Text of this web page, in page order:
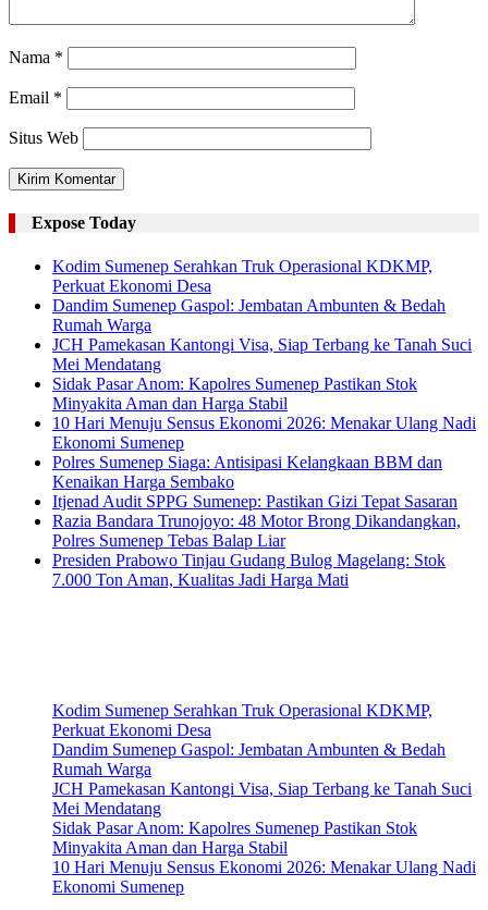
Nama *
Email *
Situs Web
Expose Today
Kodim Sumenep Serahkan Truk Operasional KDKMP,
Perkuat Ekonomi Desa
Dandim Sumenep Gaspol: Jembatan Ambunten & Bedah
Rumah Warga
JCH Pamekasan Kantongi Visa, Siap Terbang ke Tanah Suci
Mei Mendatang
Sidak Pasar Anom: Kapolres Sumenep Pastikan Stok
Minyakita Aman dan Harga Stabil
10 Hari Menuju Sensus Ekonomi 2026: Menakar Ulang Nadi
Ekonomi Sumenep
Polres Sumenep Siaga: Antisipasi Kelangkaan BBM dan
Kenaikan Harga Sembako
Itjenad Audit SPPG Sumenep: Pastikan Gizi Tepat Sasaran
Razia Bandara Trunojoyo: 48 Motor Brong Dikandangkan,
Polres Sumenep Tebas Balap Liar
Presiden Prabowo Tinjau Gudang Bulog Magelang: Stok
7.000 Ton Aman, Kualitas Jadi Harga Mati
Kodim Sumenep Serahkan Truk Operasional KDKMP,
Perkuat Ekonomi Desa
Dandim Sumenep Gaspol: Jembatan Ambunten & Bedah
Rumah Warga
JCH Pamekasan Kantongi Visa, Siap Terbang ke Tanah Suci
Mei Mendatang
Sidak Pasar Anom: Kapolres Sumenep Pastikan Stok
Minyakita Aman dan Harga Stabil
10 Hari Menuju Sensus Ekonomi 2026: Menakar Ulang Nadi
Ekonomi Sumenep